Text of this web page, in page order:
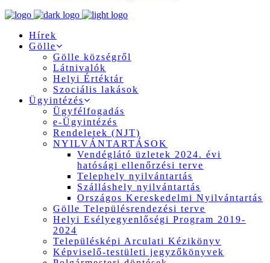
Hírek
Gölle
Gölle községről
Látnivalók
Helyi Értéktár
Szociális lakások
Ügyintézés
Ügyfélfogadás
e-Ügyintézés
Rendeletek (NJT)
NYILVÁNTARTÁSOK
Vendéglátó üzletek 2024. évi
hatósági ellenőrzési terve
Telephely nyilvántartás
Szálláshely nyilvántartás
Országos Kereskedelmi Nyilvántartás
Gölle Településrendezési terve
Helyi Esélyegyenlőségi Program 2019-
2024
Településképi Arculati Kézikönyv
Képviselő-testületi jegyzőkönyvek